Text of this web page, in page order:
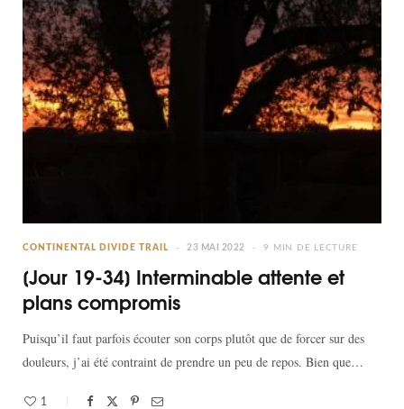
CONTINENTAL DIVIDE TRAIL 23 MAI 2022 9 MIN DE LECTURE
[Jour 19-34] Interminable attente et
plans compromis
Puisqu’il faut parfois écouter son corps plutôt que de forcer sur des
douleurs, j’ai été contraint de prendre un peu de repos. Bien que…
1